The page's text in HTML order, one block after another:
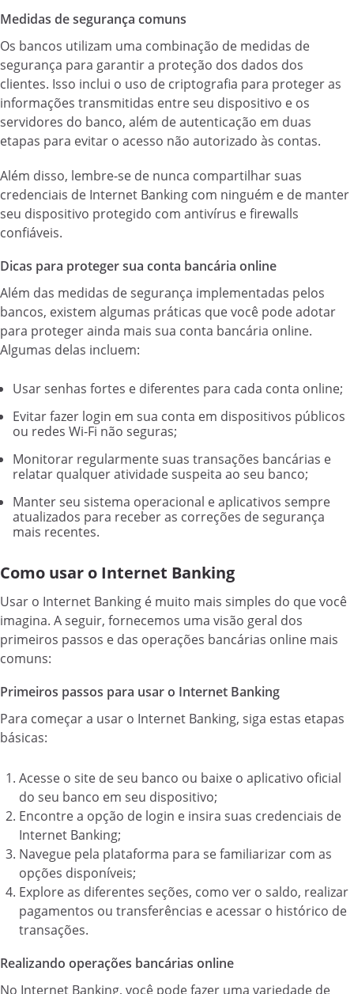
Medidas de segurança comuns
Os bancos utilizam uma combinação de medidas de
segurança para garantir a proteção dos dados dos
clientes. Isso inclui o uso de criptografia para proteger as
informações transmitidas entre seu dispositivo e os
servidores do banco, além de autenticação em duas
etapas para evitar o acesso não autorizado às contas.
Além disso, lembre-se de nunca compartilhar suas
credenciais de Internet Banking com ninguém e de manter
seu dispositivo protegido com antivírus e firewalls
confiáveis.
Dicas para proteger sua conta bancária online
Além das medidas de segurança implementadas pelos
bancos, existem algumas práticas que você pode adotar
para proteger ainda mais sua conta bancária online.
Algumas delas incluem:
Usar senhas fortes e diferentes para cada conta online;
Evitar fazer login em sua conta em dispositivos públicos
ou redes Wi-Fi não seguras;
Monitorar regularmente suas transações bancárias e
relatar qualquer atividade suspeita ao seu banco;
Manter seu sistema operacional e aplicativos sempre
atualizados para receber as correções de segurança
mais recentes.
Como usar o Internet Banking
Usar o Internet Banking é muito mais simples do que você
imagina. A seguir, fornecemos uma visão geral dos
primeiros passos e das operações bancárias online mais
comuns:
Primeiros passos para usar o Internet Banking
Para começar a usar o Internet Banking, siga estas etapas
básicas:
Acesse o site de seu banco ou baixe o aplicativo oficial
do seu banco em seu dispositivo;
Encontre a opção de login e insira suas credenciais de
Internet Banking;
Navegue pela plataforma para se familiarizar com as
opções disponíveis;
Explore as diferentes seções, como ver o saldo, realizar
pagamentos ou transferências e acessar o histórico de
transações.
Realizando operações bancárias online
No Internet Banking, você pode fazer uma variedade de